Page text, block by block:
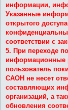
информации,
Указанные
открытого
соответствии с
5. При переходе
информационные
пользователь
САОН не несет
составляющих
организаций, а
обновления